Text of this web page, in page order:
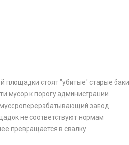
площадки стоят "убитые" старые баки
мусор к порогу администрации
завод
не соответствуют нормам
превращается в свалку